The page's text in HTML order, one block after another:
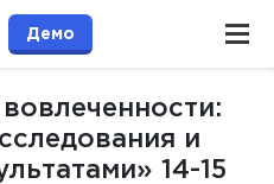
Демо
и
14-15